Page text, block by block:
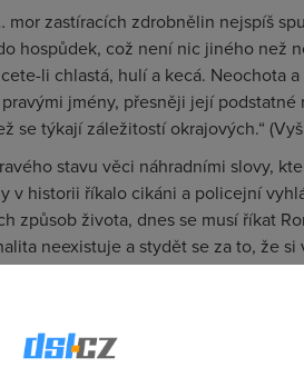
mor zastíracích zdrobnělin nejspíš
hospůdek, což není nic jiného než
li chlastá, hulí a kecá. Neochota
jmény, přesněji její podstatné
se týkají záležitostí okrajových.“
stavu věci náhradními slovy,
v historii říkalo cikáni a policejní
způsob života, dnes se musí říkat
neexistuje a stydět se za to, že
peněženky.
zemích Evropy musí říkat „lidé s
korektnosti vedly v roce 1994 k
který najdete přeložený do